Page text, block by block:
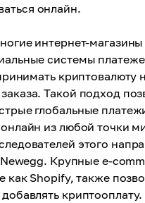
онлайн.
интернет-магазины
системы
криптовалюту
Такой подход
глобальные
из любой точки
этого
Крупные e-
как Shopify, также
криптооплату.